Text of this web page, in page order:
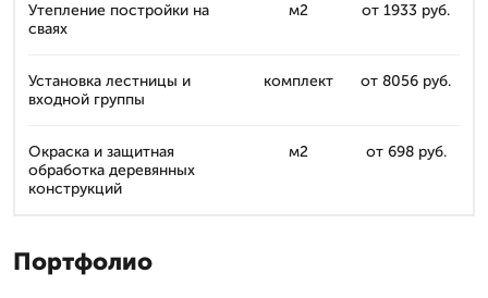
Утепление постройки на
сваях
м2 от 1933 руб.
Установка лестницы и
входной группы
комплект от 8056 руб.
Окраска и защитная
обработка деревянных
конструкций
м2 от 698 руб.
Портфолио